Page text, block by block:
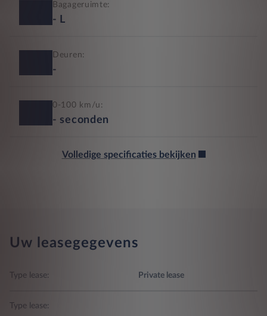
Bagageruimte:
- L
Deuren:
-
0-100 km/u:
- seconden
Volledige specificaties bekijken
Uw leasegegevens
Type lease: Private lease
Type lease: